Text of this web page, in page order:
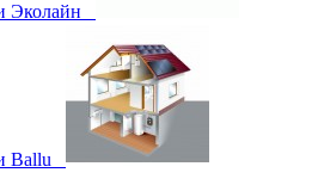
Эколайн
Ballu